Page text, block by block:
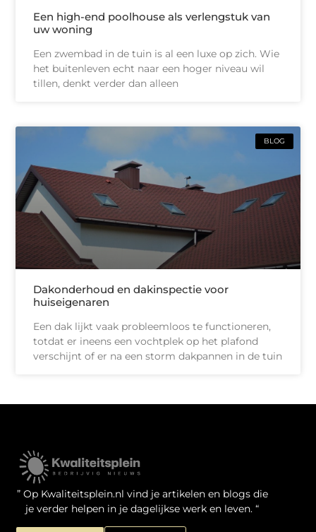
Een high-end poolhouse als verlengstuk van
uw woning
Een zwembad in de tuin is al een luxe op zich. Wie
het buitenleven echt naar een hoger niveau wil
tillen, denkt verder dan alleen
BLOG
Dakonderhoud en dakinspectie voor
huiseigenaren
Een dak lijkt vaak probleemloos te functioneren,
totdat er ineens een vochtplek op het plafond
verschijnt of er na een storm dakpannen in de tuin
” Op Kwaliteitsplein.nl vind je artikelen en blogs die
je verder helpen in je dagelijkse werk en leven. “